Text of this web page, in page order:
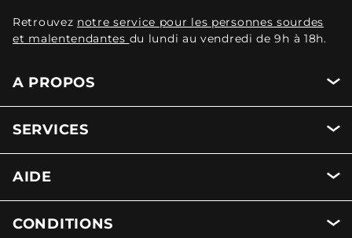
Retrouvez notre service pour les personnes sourdes
et malentendantes du lundi au vendredi de 9h à 18h.
A PROPOS
SERVICES
AIDE
CONDITIONS